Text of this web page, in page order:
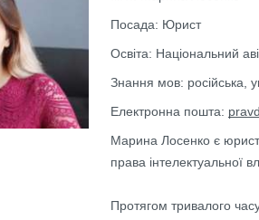
Посада: Юрист
Освіта: Національний
Знання мов: російська,
Електронна пошта:
Марина Лосенко є
права інтелектуальної
Протягом тривалого